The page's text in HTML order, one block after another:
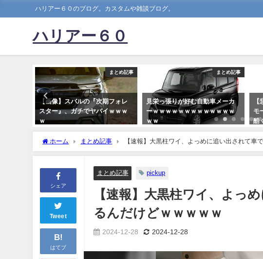
ハリアー６０のブログ。カスタムや雑談ブログ。
ハリアー６０
まとめ記事
【画像】スバルの『次期フォレ
スター』、ガチでヤバイｗｗｗ
ｗ
まとめ記事
見栄っ張りが好む自動車メーカ
ーｗｗｗｗｗｗｗｗｗｗｗｗｗ
ｗｗ
モ
酷
指
ホーム まとめ記事 【速報】大黒柱ワイ、よっめに追い出されて車
シェア
Tweet
B!
はてブ
まとめ記事 pickup
【速報】大黒柱ワイ、よっ
るんだけどｗｗｗｗｗ
2024-12-28 2024-12-28